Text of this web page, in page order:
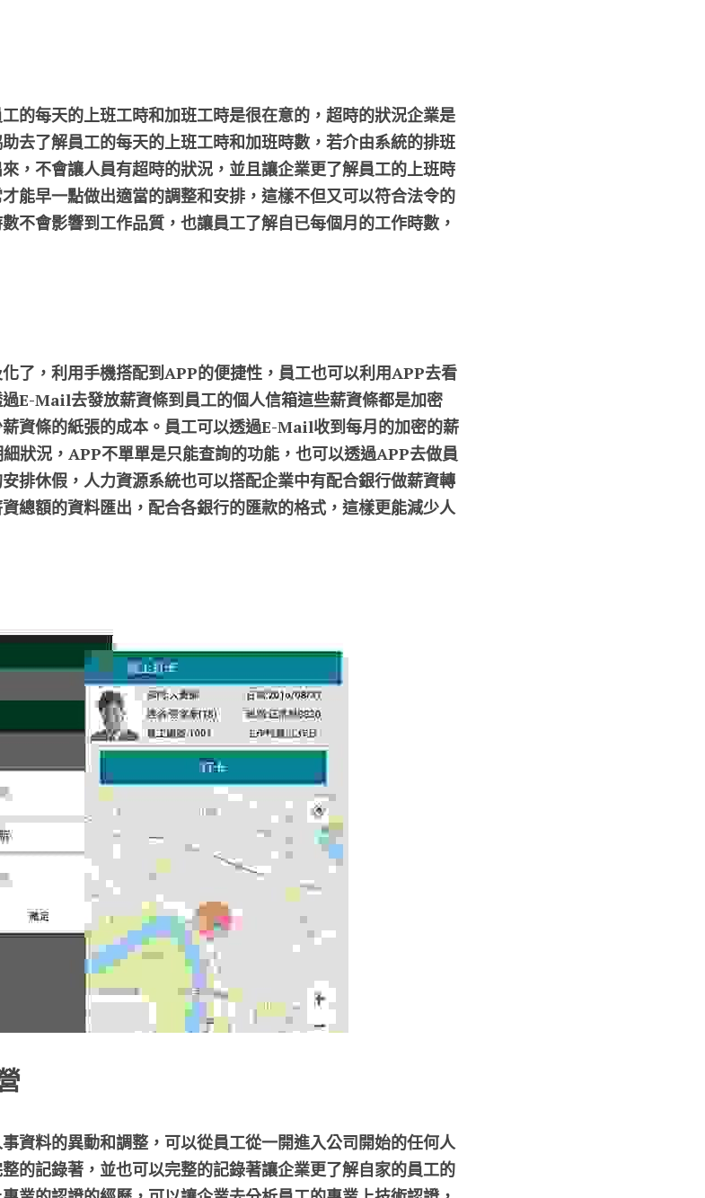
的每天的上班工時和加班工時是很在意的，超時的狀況企業是
去了解員工的每天的上班工時和加班時數，若介由系統的排班
，不會讓人員有超時的狀況，並且讓企業更了解員工的上班時
能早一點做出適當的調整和安排，這樣不但又可以符合法令的
不會影響到工作品質，也讓員工了解自已每個月的工作時數，
了，利用手機搭配到APP的便捷性，員工也可以利用APP去看
E-Mail去發放薪資條到員工的個人信箱這些薪資條都是加密
資條的紙張的成本。員工可以透過E-Mail收到每月的加密的薪
狀況，APP不單單是只能查詢的功能，也可以透過APP去做員
排休假，人力資源系統也可以搭配企業中有配合銀行做薪資轉
總額的資料匯出，配合各銀行的匯款的格式，這樣更能減少人
資料的異動和調整，可以從員工從一開進入公司開始的任何人
的記錄著，並也可以完整的記錄著讓企業更了解自家的員工的